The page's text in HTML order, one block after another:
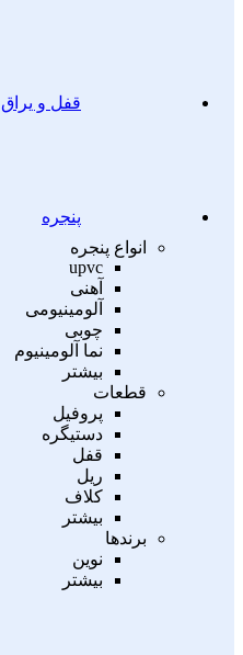
قفل و یراق
پنجره
انواع پنجره
upvc
آهنی
آلومینیومی
چوبی
نما آلومینیوم
بیشتر
قطعات
پروفیل
دستیگره
قفل
ریل
کلاف
بیشتر
برندها
نوین
بیشتر